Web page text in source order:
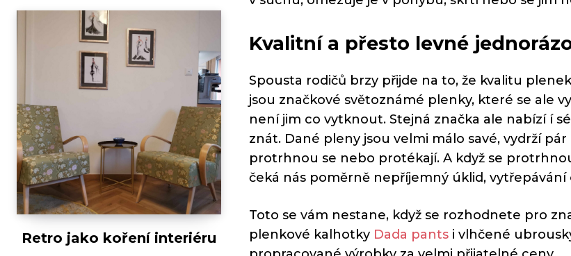
Retro jako koření interiéru
Kvalitní a přesto levné
Spousta rodičů brzy přijde na to, že kvalitu
jsou značkové světoznámé plenky, které se ale
není jim co vytknout. Stejná značka ale nabízí í
znát. Dané pleny jsou velmi málo savé, vydrží
protrhnou se nebo protékají. A když se
čeká nás poměrně nepříjemný úklid, vytřepávání
Toto se vám nestane, když se rozhodnete pro
plenkové kalhotky Dada pants i vlhčené